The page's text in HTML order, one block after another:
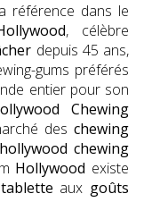
référence dans le
, célèbre
depuis 45 ans,
gums préférés
entier pour son
Chewing
deschewing
hollywood chewing
Hollywood existe
aux goûts